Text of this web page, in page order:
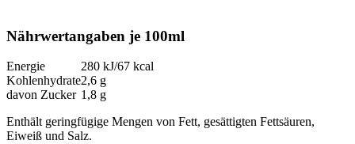
Nährwertangaben je 100ml
Energie
280 kJ/67 kcal
Kohlenhydrate2,6 g
davon Zucker 1,8 g
Enthält geringfügige Mengen von Fett, gesättigten Fettsäuren,
Eiweiß und Salz.